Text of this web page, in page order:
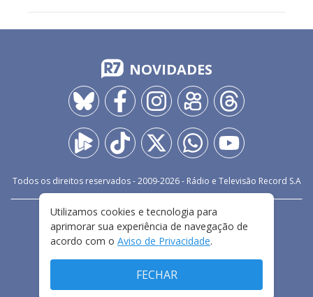
NOVIDADES
Todos os direitos reservados - 2009-2026- Rádio e Televisão Record S.A
FALE CONOSCO
PRIVACIDADE
TERMOS E CONDIÇÕES DE USO
Utilizamos cookies e tecnologia para
aprimorar sua experiência de navegação de
acordo com o Aviso de Privacidade.
FECHAR